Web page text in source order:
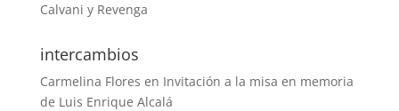
Calvani y Revenga
intercambios
Carmelina Flores en Invitación a la misa en memoria
de Luis Enrique Alcalá